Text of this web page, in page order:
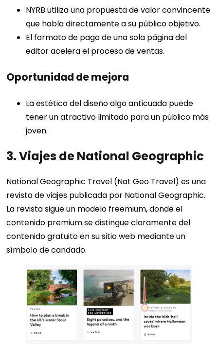
NYRB utiliza una propuesta de valor convincente
que habla directamente a su público objetivo.
El formato de pago de una sola página del
editor acelera el proceso de ventas.
Oportunidad de mejora
La estética del diseño algo anticuada puede
tener un atractivo limitado para un público más
joven.
3. Viajes de National Geographic
National Geographic Travel (Nat Geo Travel) es una
revista de viajes publicada por National Geographic.
La revista sigue un modelo freemium, donde el
contenido premium se distingue claramente del
contenido gratuito en su sitio web mediante un
símbolo de candado.